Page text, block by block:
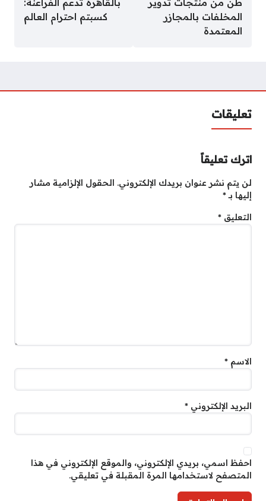
المخلفات بالمجازر
المعتمدة
كسبتم احترام العالم
تعليقات
اترك تعليقاً
لن يتم نشر عنوان بريدك الإلكتروني. الحقول الإلزامية مشار
إليها بـ*
التعليق *
الاسم *
البريد الإلكتروني *
احفظ اسمي، بريدي الإلكتروني، والموقع الإلكتروني في هذا
المتصفح لاستخدامها المرة المقبلة في تعليقي.